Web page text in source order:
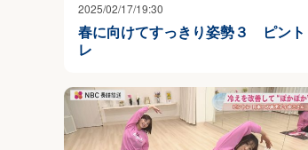
2025/02/17/19:30
春に向けてすっきり姿勢３ ピント
レ